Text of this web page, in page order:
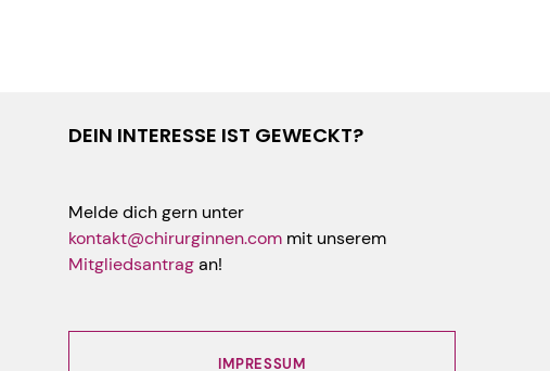
DEIN INTERESSE IST GEWECKT?
Melde dich gern unter
kontakt@chirurginnen.com mit unserem
Mitgliedsantragan!
IMPRESSUM